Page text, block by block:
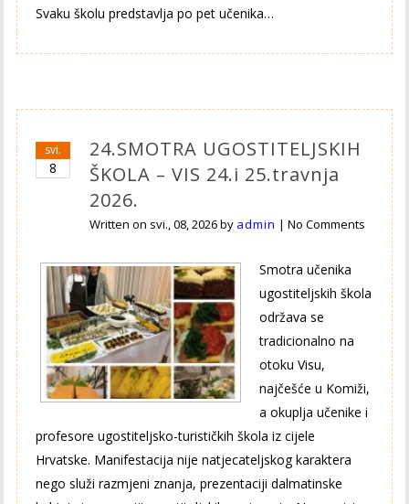
Svaku školu predstavlja po pet učenika…
svi.
8
24.SMOTRA UGOSTITELJSKIH
ŠKOLA – VIS 24.i 25.travnja
2026.
Written on svi., 08, 2026by admin |No Comments
Smotra učenika
ugostiteljskih škola
održava se
tradicionalno na
otoku Visu,
najčešće u Komiži,
a okuplja učenike i
profesore ugostiteljsko-turističkih škola iz cijele
Hrvatske. Manifestacija nije natjecateljskog karaktera
nego služi razmjeni znanja, prezentaciji dalmatinske